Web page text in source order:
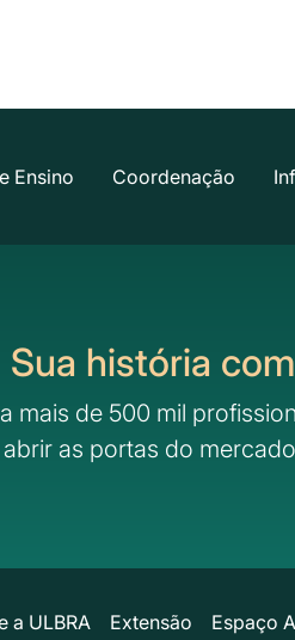
Ensino Coordenação
Sua história
mais de 500 mil
as portas do
a ULBRA Extensão Espaço